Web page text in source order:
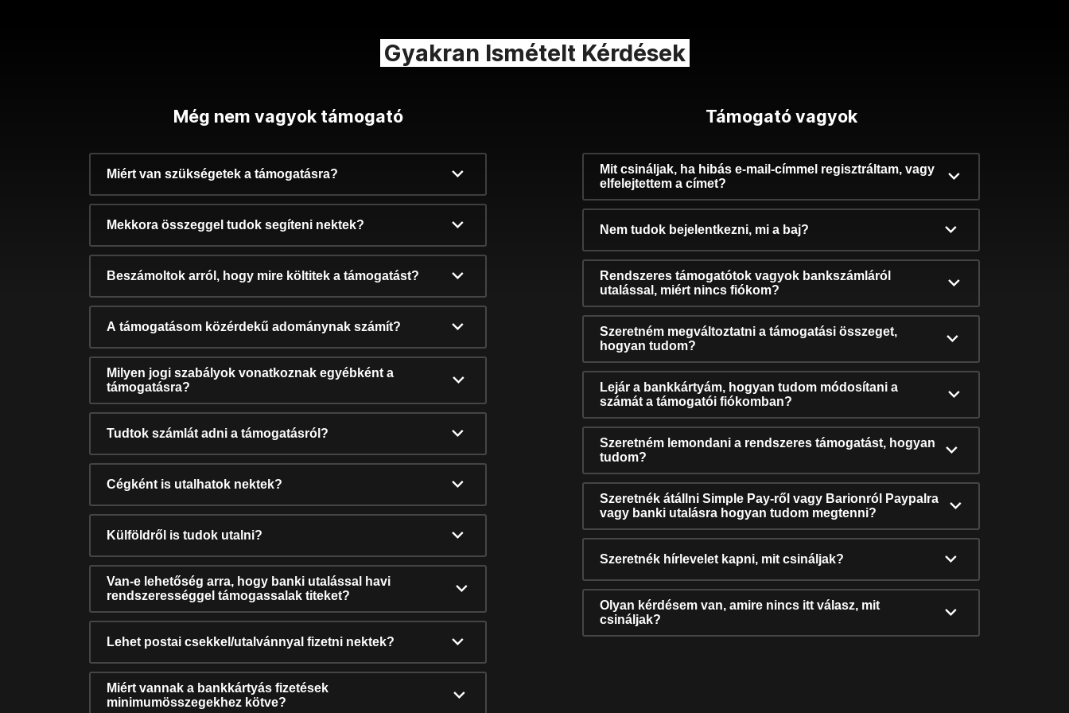
Gyakran Ismételt Kérdések
Még nem vagyok támogató
Miért van szükségetek a támogatásra?
Mekkora összeggel tudok segíteni nektek?
Beszámoltok arról, hogy mire költitek a támogatást?
A támogatásom közérdekű adománynak számít?
Milyen jogi szabályok vonatkoznak egyébként a
támogatásra?
Tudtok számlát adni a támogatásról?
Cégként is utalhatok nektek?
Külföldről is tudok utalni?
Van-e lehetőség arra, hogy banki utalással havi
rendszerességgel támogassalak titeket?
Lehet postai csekkel/utalvánnyal fizetni nektek?
Miért vannak a bankkártyás fizetések
minimumösszegekhez kötve?
Támogató vagyok
Mit csináljak, ha hibás e-mail-címmel regisztráltam, vagy
elfelejtettem a címet?
Nem tudok bejelentkezni, mi a baj?
Rendszeres támogatótok vagyok bankszámláról
utalással, miért nincs fiókom?
Szeretném megváltoztatni a támogatási összeget,
hogyan tudom?
Lejár a bankkártyám, hogyan tudom módosítani a
számát a támogatói fiókomban?
Szeretném lemondani a rendszeres támogatást, hogyan
tudom?
Szeretnék átállni Simple Pay-ről vagy Barionról Paypalra
vagy banki utalásra hogyan tudom megtenni?
Szeretnék hírlevelet kapni, mit csináljak?
Olyan kérdésem van, amire nincs itt válasz, mit
csináljak?